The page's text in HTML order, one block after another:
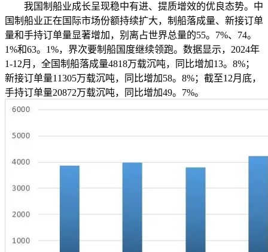
我国制船业成长呈现稳中有进、提质增效的优良态势。中
国制船业正在国际市场份额持续扩大，制船落成量、新接订单
量和手持订单量显著增加，别离占世界总量的55。7%、74。
1%和63。1%，界次要制船国度继续领跑。数据显示，2024年
1-12月，全国制船落成量4818万载沉吨，同比增加13。8%；
新接订单量11305万载沉吨，同比增加58。8%；截至12月底，
手持订单量20872万载沉吨，同比增加49。7%。